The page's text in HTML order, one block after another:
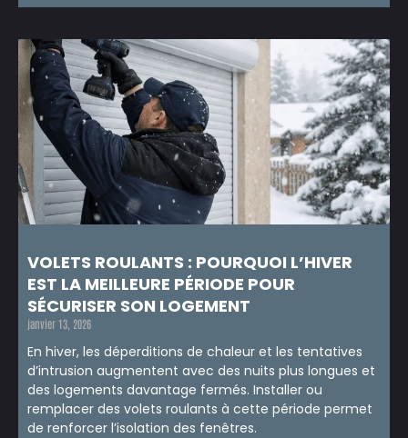
VOLETS ROULANTS : POURQUOI L’HIVER
EST LA MEILLEURE PÉRIODE POUR
SÉCURISER SON LOGEMENT
janvier 13, 2026
En hiver, les déperditions de chaleur et les tentatives
d’intrusion augmentent avec des nuits plus longues et
des logements davantage fermés. Installer ou
remplacer des volets roulants à cette période permet
de renforcer l’isolation des fenêtres.